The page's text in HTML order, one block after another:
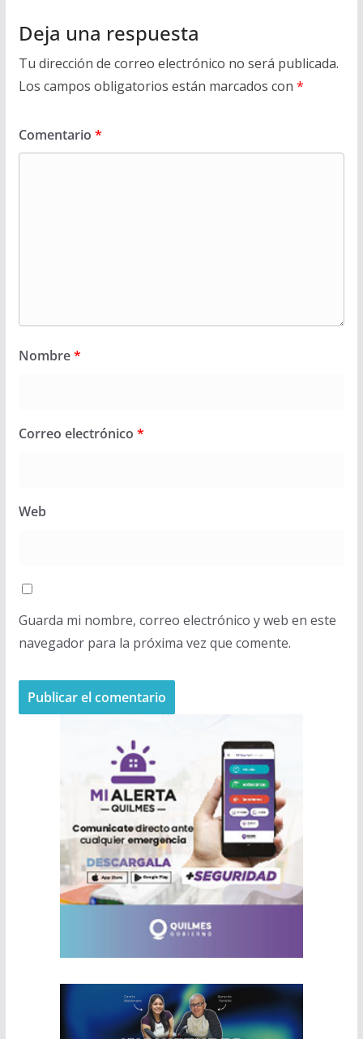
Deja una respuesta
Tu dirección de correo electrónico no será publicada.
Los campos obligatorios están marcados con *
Comentario *
Nombre*
Correo electrónico *
Web
Guarda mi nombre, correo electrónico y web en este
navegador para la próxima vez que comente.